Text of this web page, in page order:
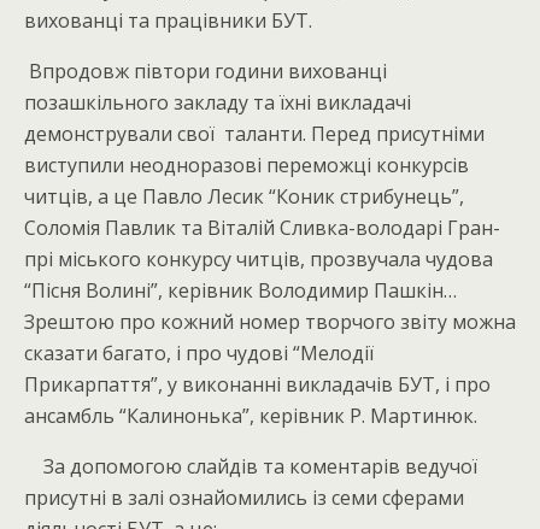
вихованці та працівники БУТ.
Впродовж півтори години вихованці
позашкільного закладу та їхні викладачі
демонстрували свої таланти. Перед присутніми
виступили неодноразові переможці конкурсів
читців, а це Павло Лесик “Коник стрибунець”,
Соломія Павлик та Віталій Сливка-володарі Гран-
прі міського конкурсу читців, прозвучала чудова
“Пісня Волині”, керівник Володимир Пашкін…
Зрештою про кожний номер творчого звіту можна
сказати багато, і про чудові “Мелодії
Прикарпаття”, у виконанні викладачів БУТ, і про
ансамбль “Калинонька”, керівник Р. Мартинюк.
За допомогою слайдів та коментарів ведучої
присутні в залі ознайомились із семи сферами